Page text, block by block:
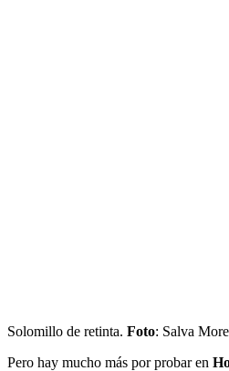
Solomillo de retinta. Foto: Salva
Pero hay mucho más por probar en